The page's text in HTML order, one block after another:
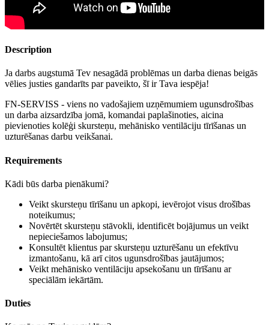
Description
Ja darbs augstumā Tev nesagādā problēmas un darba dienas beigās
vēlies justies gandarīts par paveikto, šī ir Tava iespēja!
FN-SERVISS - viens no vadošajiem uzņēmumiem ugunsdrošības
un darba aizsardzība jomā, komandai paplašinoties, aicina
pievienoties kolēģi skursteņu, mehānisko ventilāciju tīrīšanas un
uzturēšanas darbu veikšanai.
Requirements
Kādi būs darba pienākumi?
Veikt skursteņu tīrīšanu un apkopi, ievērojot visus drošības
noteikumus;
Novērtēt skursteņu stāvokli, identificēt bojājumus un veikt
nepieciešamos labojumus;
Konsultēt klientus par skursteņu uzturēšanu un efektīvu
izmantošanu, kā arī citos ugunsdrošības jautājumos;
Veikt mehānisko ventilāciju apsekošanu un tīrīšanu ar
speciālām iekārtām.
Duties